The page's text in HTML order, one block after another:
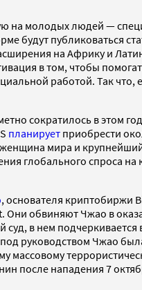
на молодых людей —
будут публиковаться
на Африку и
в том, чтобы
работой. Так
сократилось в этом
планирует приобрести
мира и
глобального спроса
, основателя криптобиржи
Они обвиняют Чжао в
в нем
руководством Чжао
массовому
после нападения 7